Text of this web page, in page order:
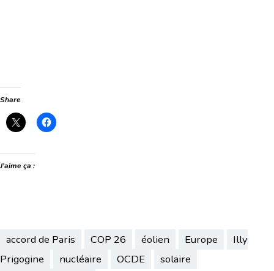
Share
J’aime ça :
accord de Paris COP 26 éolien Europe
Illy
Prigogine
nucléaire OCDE
solaire